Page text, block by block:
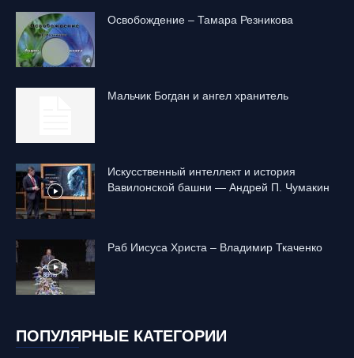
Освобождение – Тамара Резникова
Mальчик Богдан и ангел хранитель
Искусственный интеллект и история
Вавилонской башни — Андрей П. Чумакин
Раб Иисуса Христа – Владимир Ткаченко
ПОПУЛЯРНЫЕ КАТЕГОРИИ